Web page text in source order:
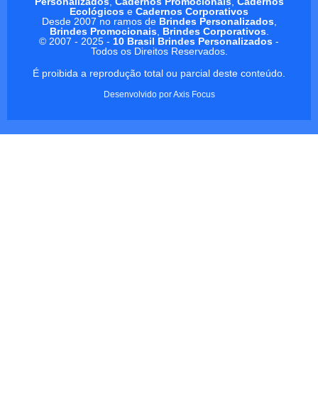
Ecológicos e Cadernos Corporativos
Desde 2007 no ramos de Brindes Personalizados,
Brindes Promocionais, Brindes Corporativos.
© 2007 - 2025 - 10 Brasil Brindes Personalizados -
Todos os Direitos Reservados.
É proibida a reprodução total ou parcial deste conteúdo.
Desenvolvido porAxis Focus